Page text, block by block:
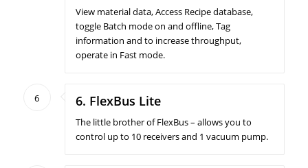
View material data, Access Recipe database,
toggle Batch mode on and offline, Tag
information and to increase throughput,
operate in Fast mode.
6 6. FlexBus Lite
The little brother of FlexBus – allows you to
control up to 10 receivers and 1 vacuum pump.